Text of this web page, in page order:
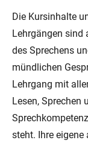
Die Kursinhalte
Lehrgängen sind
des Sprechens
mündlichen
Lehrgang mit
Lesen, Sprechen
steht. Ihre